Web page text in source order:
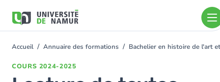
contenu
You
Accueil Annuaire des formations Bachelier en histoire de l'art
COURS 2024-2025